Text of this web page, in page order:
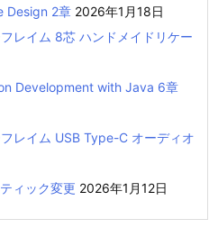
Design 2章 2026年1月18日
レイム 8芯 ハンドメイドリケー
Development with Java 6章
レイム USB Type-C オーディオ
ィック変更 2026年1月12日